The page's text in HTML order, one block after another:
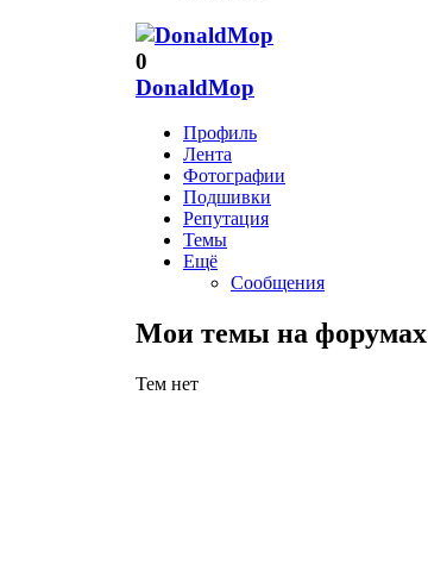
0
DonaldMop
Профиль
Лента
Фотографии
Подшивки
Репутация
Темы
Ещё
Сообщения
Мои темы на форумах
Тем нет